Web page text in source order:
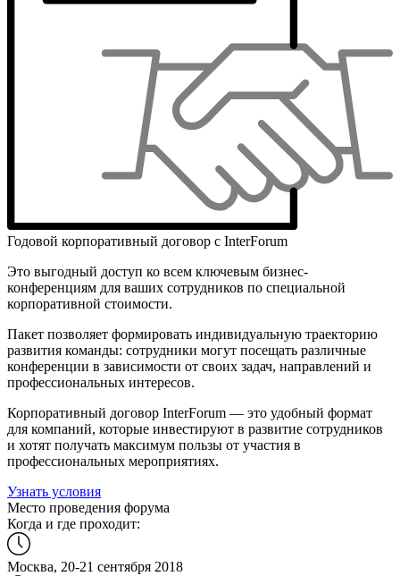
Годовой корпоративный договор с InterForum
Это выгодный доступ ко всем ключевым бизнес-
конференциям для ваших сотрудников по специальной
корпоративной стоимости.
Пакет позволяет формировать индивидуальную траекторию
развития команды: сотрудники могут посещать различные
конференции в зависимости от своих задач, направлений и
профессиональных интересов.
Корпоративный договор InterForum — это удобный формат
для компаний, которые инвестируют в развитие сотрудников
и хотят получать максимум пользы от участия в
профессиональных мероприятиях.
Узнать условия
Место проведения форума
Когда и где проходит:
Москва, 20-21 сентября 2018